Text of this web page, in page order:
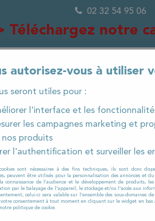
02 32 54 95 06
Téléchargez notre
DÉTACHÉES PRODUITS ET
>Viper >AS 710R >Tuyau
VIPER
autorisez-vous à utiliser
seront utiles pour :
l'interface et les
les campagnes marketing et
nos produits
l'authentification et surveiller les
sont nécessaires à des fins techniques, ils sont donc
peuvent être utilisés pour la personnalisation des annonces et
connaissance de l'audience et le développement de produits,
par le balayage de l'appareil, le stockage et/ou l'accès aux
celui-ci sera valable sur l’ensemble des sous-domaines
consentement à tout moment en cliquant sur le widget en bas
politique de cookie.